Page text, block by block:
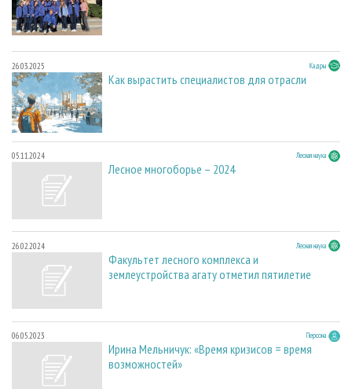
26.03.2025 Кадры
Как вырастить специалистов для отрасли
05.11.2024 Лесная наука
Лесное многоборье – 2024
26.02.2024 Лесная наука
Факультет лесного комплекса и
землеустройства агату отметил пятилетие
06.05.2023 Персона
Ирина Мельничук: «Время кризисов = время
возможностей»